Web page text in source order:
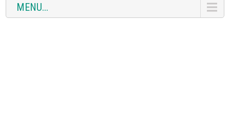
MENU...